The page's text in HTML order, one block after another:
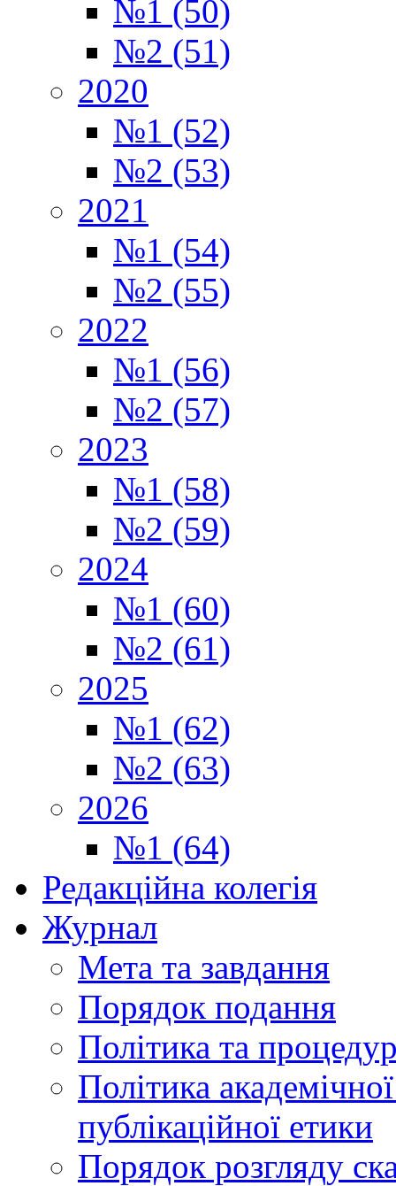
№1 (50)
№2 (51)
2020
№1 (52)
№2 (53)
2021
№1 (54)
№2 (55)
2022
№1 (56)
№2 (57)
2023
№1 (58)
№2 (59)
2024
№1 (60)
№2 (61)
2025
№1 (62)
№2 (63)
2026
№1 (64)
Редакційна колегія
Журнал
Мета та завдання
Порядок подання
Політика та
Політика
публікаційної етики
Порядок розгляду